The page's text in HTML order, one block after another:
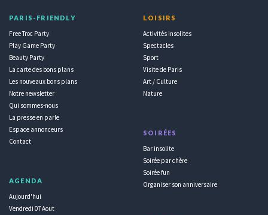
PARIS-FRIENDLY
Free Troc Party
Play Game Party
Beauty Party
La carte des bons plans
Les nouveaux bons plans
Notre newsletter
Qui sommes-nous
La presse en parle
Espace annonceurs
Contact
AGENDA
Aujourd'hui
Vendredi 07 Aout
LOISIRS
Activités insolites
Spectacles
Sport
Visite de Paris
Art / Culture
Nature
SOIRÉES
Bar insolite
Soirée par chère
Soirée fun
Organiser son anniversaire